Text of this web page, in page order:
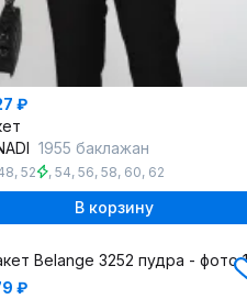
₽
1955 баклажан
, 52 , 54, 56, 58, 60, 62
В корзину
₽